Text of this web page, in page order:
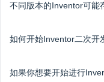
不同版本的Inventor可能
如何开始Inventor二次开
如果你想要开始进行